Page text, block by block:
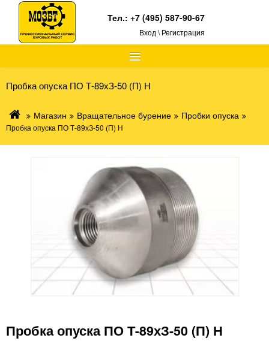
≡
Тел.:+7 (495) 587-90-67
Вход \ Регистрация
Пробка опуска ПО Т-89хЗ-50 (П) Н
Магазин Вращательное бурение Пробки опуска
Пробка опуска ПО Т-89хЗ-50 (П) Н
Пробка опуска ПО Т-89хЗ-50 (П) Н